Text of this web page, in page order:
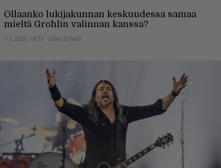
Ollaanko lukijakunnan keskuudessa samaa
mieltä Grohlin valinnan kanssa?
7.7.2026 18:37 Saku Schildt